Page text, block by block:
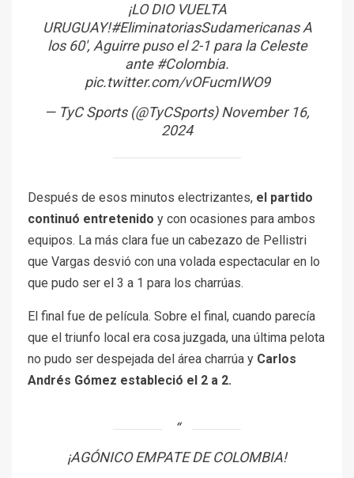
¡LO DIO VUELTA
URUGUAY!#EliminatoriasSudamericanasA
los 60′, Aguirre puso el 2-1 para la Celeste
ante #Colombia.
pic.twitter.com/vOFucmIWO9
— TyC Sports (@TyCSports)November 16,
2024
Después de esos minutos electrizantes, el partido
continuó entretenido y con ocasiones para ambos
equipos. La más clara fue un cabezazo de Pellistri
que Vargas desvió con una volada espectacular en lo
que pudo ser el 3 a 1 para los charrúas.
El final fue de película. Sobre el final, cuando parecía
que el triunfo local era cosa juzgada, una última pelota
no pudo ser despejada del área charrúa y Carlos
Andrés Gómez estableció el 2 a 2.
¡AGÓNICO EMPATE DE COLOMBIA!